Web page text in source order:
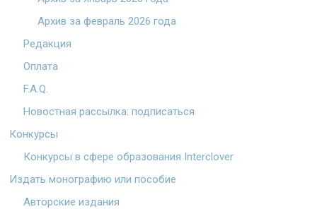
Архив за февраль 2026 года
Редакция
Оплата
F.A.Q.
Новостная рассылка: подписаться
Конкурсы
Конкурсы в сфере образования Interclover
Издать монографию или пособие
Авторские издания